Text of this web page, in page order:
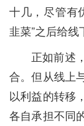
十几，尽管有
韭菜”之后给线
正如前述
合。但从线上
以利益的转移
各自承担不同